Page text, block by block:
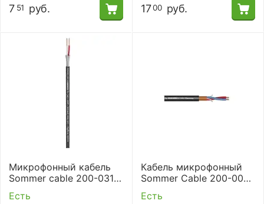
7 51 руб. 1700 руб.
Микрофонный кабель
Sommer cable 200-0311
Есть
Кабель микрофонный
Sommer Cable 200-0001
Есть